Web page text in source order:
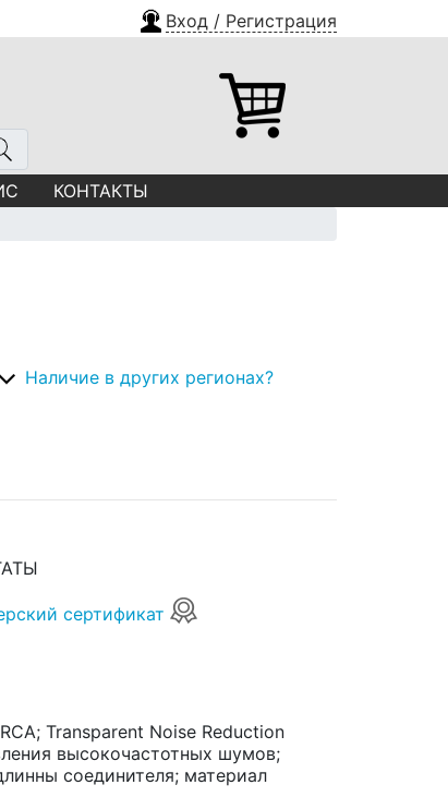
Вход / Регистрация
КОНТАКТЫ
Наличие в других регионах?
сертификат
Transparent Noise Reduction
высокочастотных шумов;
соединителя; материал